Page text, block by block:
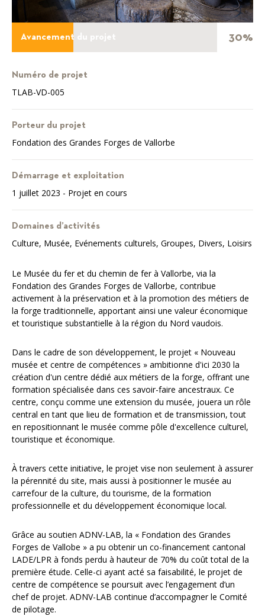
Avancement du projet 30%
Numéro de projet
TLAB-VD-005
Porteur du projet
Fondation des Grandes Forges de Vallorbe
Démarrage et exploitation
1 juillet 2023 - Projet en cours
Domaines d’activités
Culture, Musée, Evénements culturels, Groupes, Divers, Loisirs
Le Musée du fer et du chemin de fer à Vallorbe, via la
Fondation des Grandes Forges de Vallorbe, contribue
activement à la préservation et à la promotion des métiers de
la forge traditionnelle, apportant ainsi une valeur économique
et touristique substantielle à la région du Nord vaudois.
Dans le cadre de son développement, le projet « Nouveau
musée et centre de compétences » ambitionne d'ici 2030 la
création d'un centre dédié aux métiers de la forge, offrant une
formation spécialisée dans ces savoir-faire ancestraux. Ce
centre, conçu comme une extension du musée, jouera un rôle
central en tant que lieu de formation et de transmission, tout
en repositionnant le musée comme pôle d'excellence culturel,
touristique et économique.
À travers cette initiative, le projet vise non seulement à assurer
la pérennité du site, mais aussi à positionner le musée au
carrefour de la culture, du tourisme, de la formation
professionnelle et du développement économique local.
Grâce au soutien ADNV-LAB, la « Fondation des Grandes
Forges de Vallobe » a pu obtenir un co-financement cantonal
LADE/LPR à fonds perdu à hauteur de 70% du coût total de la
première étude. Celle-ci ayant acté sa faisabilité, le projet de
centre de compétence se poursuit avec l’engagement d’un
chef de projet. ADNV-LAB continue d’accompagner le Comité
de pilotage.